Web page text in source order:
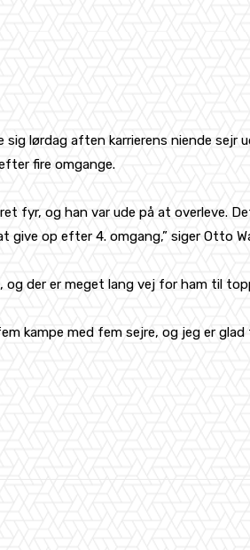
lørdag aften karrierens niende
fire omgange.
fyr, og han var ude på at
op efter 4. omgang,” siger Otto
og der er meget lang vej for ham til
kampe med fem sejre, og jeg er